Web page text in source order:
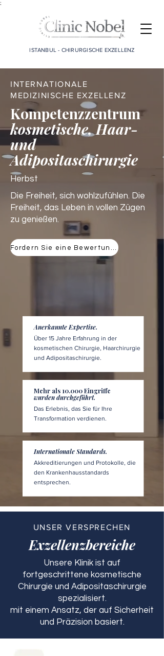
;
ISTANBUL - CHIRURGISCHE EXZELLENZ
INTERNATIONALE
MEDIZINISCHE EXZELLENZ
Kompetenzzentrum
kosmetische, Haar-
und
Adipositaschirurgie
Herbst
Die Freiheit, sich wohlzufühlen. Die
Freiheit, das Leben in vollen Zügen
zu genießen.
Anerkannte Expertise.
Über 15 Jahre Erfahrung in der
kosmetischen Chirurgie, Haarchirurgie
und Adipositaschirurgie.
Mehr als 10.000 Eingriffe
wurden durchgeführt.
Das Erlebnis, das Sie für Ihre
Transformation verdienen.
Internationale Standards.
Akkreditierungen und Protokolle, die
den Krankenhausstandards
entsprechen.
UNSER VERSPRECHEN
Exzellenzbereiche
Unsere Klinik ist auf
fortgeschrittene kosmetische
Chirurgie und Adipositaschirurgie
spezialisiert.
mit einem Ansatz, der auf Sicherheit
und Präzision basiert.